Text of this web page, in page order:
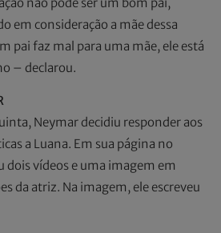
em consideração a mãe dessa
pai faz mal para uma mãe, ele está
– declarou.
Neymar decidiu responder aos
a Luana. Em sua página no
dois vídeos e uma imagem em
da atriz. Na imagem, ele escreveu